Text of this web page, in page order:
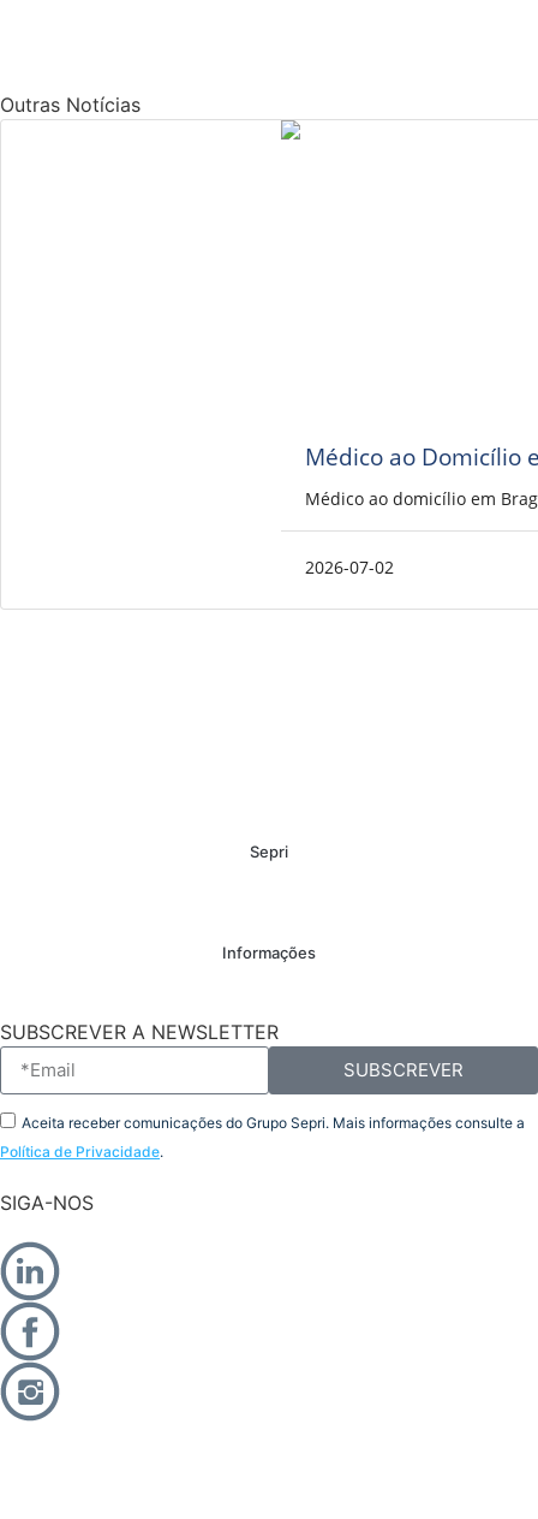
Outras Notícias
Médico ao Domicílio
Médico ao domicílio em
2026-07-02
Sepri
Informações
SUBSCREVER A NEWSLETTER
Aceita receber comunicações do Grupo Sepri. Mais informações consulte a
Política de Privacidade.
SUBSCREVER
SIGA-NOS